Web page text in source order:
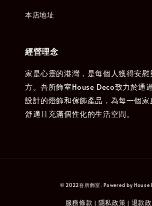
本店地址
經營理念
家是心靈的港灣，是每個人獲得安
方。吾所飾室House Deco致力於通
設計的燈飾和傢飾產品，為每一個家
舒適且充滿個性化的生活空間。
© 2022吾所飾室. Powered by House
服務條款 | 隱私政策 | 退款